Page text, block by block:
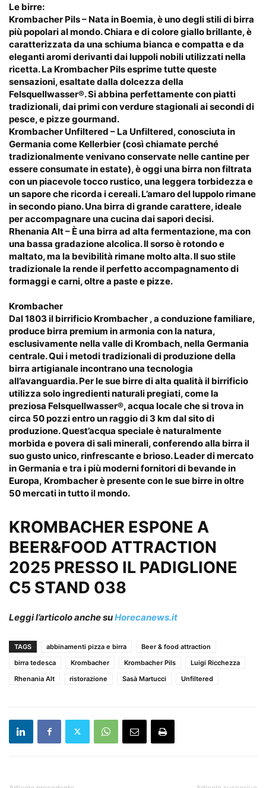
Le birre:
Krombacher Pils – Nata in Boemia, è uno degli stili di birra
più popolari al mondo. Chiara e di colore giallo brillante, è
caratterizzata da una schiuma bianca e compatta e da
eleganti aromi derivanti dai luppoli nobili utilizzati nella
ricetta. La Krombacher Pils esprime tutte queste
sensazioni, esaltate dalla dolcezza della
Felsquellwasser®. Si abbina perfettamente con piatti
tradizionali, dai primi con verdure stagionali ai secondi di
pesce, e pizze gourmand.
Krombacher Unfiltered – La Unfiltered, conosciuta in
Germania come Kellerbier (così chiamate perché
tradizionalmente venivano conservate nelle cantine per
essere consumate in estate), è oggi una birra non filtrata
con un piacevole tocco rustico, una leggera torbidezza e
un sapore che ricorda i cereali. L’amaro del luppolo rimane
in secondo piano. Una birra di grande carattere, ideale
per accompagnare una cucina dai sapori decisi.
Rhenania Alt – È una birra ad alta fermentazione, ma con
una bassa gradazione alcolica. Il sorso è rotondo e
maltato, ma la bevibilità rimane molto alta. Il suo stile
tradizionale la rende il perfetto accompagnamento di
formaggi e carni, oltre a paste e pizze.
Krombacher
Dal 1803 il birrificio Krombacher , a conduzione familiare,
produce birra premium in armonia con la natura,
esclusivamente nella valle di Krombach, nella Germania
centrale. Qui i metodi tradizionali di produzione della
birra artigianale incontrano una tecnologia
all’avanguardia. Per le sue birre di alta qualità il birrificio
utilizza solo ingredienti naturali pregiati, come la
preziosa Felsquellwasser®, acqua locale che si trova in
circa 50 pozzi entro un raggio di 3 km dal sito di
produzione. Quest’acqua speciale è naturalmente
morbida e povera di sali minerali, conferendo alla birra il
suo gusto unico, rinfrescante e brioso. Leader di mercato
in Germania e tra i più moderni fornitori di bevande in
Europa, Krombacherè presente con le sue birre in oltre
50 mercati in tutto il mondo.
KROMBACHER ESPONE A
BEER&FOOD ATTRACTION
2025 PRESSO IL PADIGLIONE
C5 STAND 038
Leggi l’articolo anche suHorecanews.it
TAGS abbinamenti pizza e birra
Beer & food attraction
birra tedesca
Krombacher Krombacher Pils
Luigi Ricchezza
Rhenania Alt
ristorazione Sasà Martucci Unfiltered